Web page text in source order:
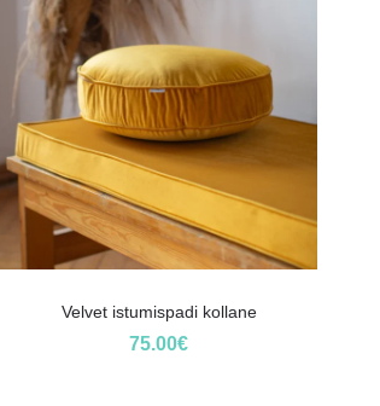
Velvet istumispadi kollane
75.00€